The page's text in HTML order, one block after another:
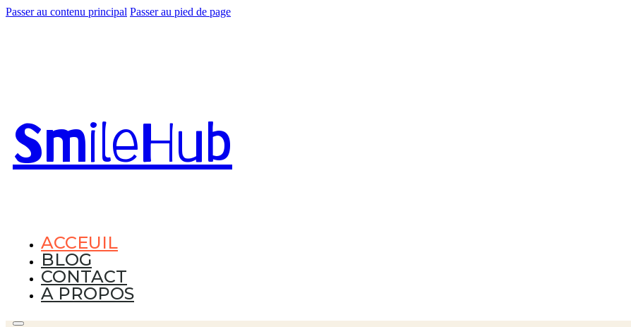
Passer au contenu principal Passer au pied de page
SmileHub
ACCEUIL
BLOG
CONTACT
A PROPOS